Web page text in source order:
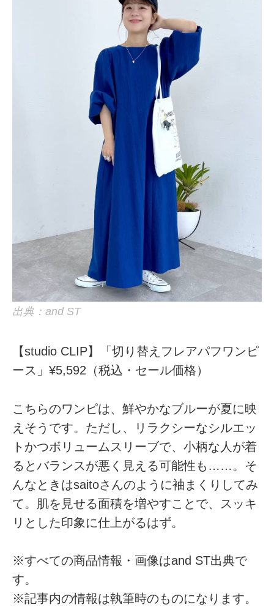
出典：and ST
【studio CLIP】「切り替えフレアパフワンピ
ース」¥5,592（税込・セール価格）
こちらのワンピは、鮮やかなブルーが夏に映
えそうです。ただし、リラクシーなシルエッ
トかつボリュームスリーブで、小柄な人が着
るとバランスが悪く見える可能性も……。そ
んなときはsaitoさんのように袖まくりしてみ
て。肌を見せる面積を増やすことで、スッキ
リとした印象に仕上がるはず。
※すべての商品情報・画像はand ST出典で
す。
※記事内の情報は執筆時のものになります。